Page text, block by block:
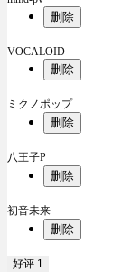
删除
VOCALOID
删除
ミクノポップ
删除
八王子P
删除
初音未来
删除
好评 1